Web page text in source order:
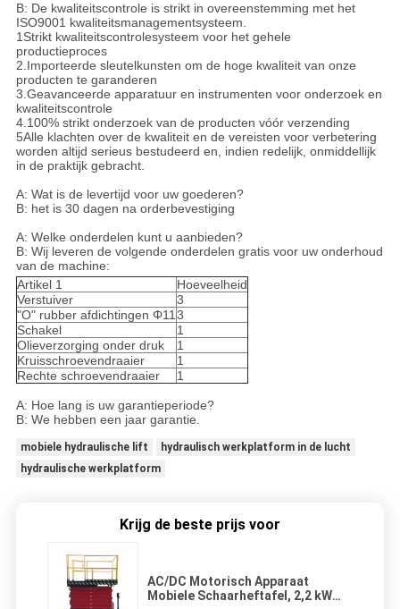
B: De kwaliteitscontrole is strikt in overeenstemming met het
ISO9001 kwaliteitsmanagementsysteem.
1Strikt kwaliteitscontrolesysteem voor het gehele
productieproces
2.Importeerde sleutelkunsten om de hoge kwaliteit van onze
producten te garanderen
3.Geavanceerde apparatuur en instrumenten voor onderzoek en
kwaliteitscontrole
4.100% strikt onderzoek van de producten vóór verzending
5Alle klachten over de kwaliteit en de vereisten voor verbetering
worden altijd serieus bestudeerd en, indien redelijk, onmiddellijk
in de praktijk gebracht.
A: Wat is de levertijd voor uw goederen?
B: het is 30 dagen na orderbevestiging
A: Welke onderdelen kunt u aanbieden?
B: Wij leveren de volgende onderdelen gratis voor uw onderhoud
van de machine:
Artikel 1
Hoeveelheid
Verstuiver
3
"O" rubber afdichtingen Φ113
Schakel
1
Olieverzorging onder druk
1
Kruisschroevendraaier
1
Rechte schroevendraaier
1
A: Hoe lang is uw garantieperiode?
B: We hebben een jaar garantie.
mobiele hydraulische lift
hydraulisch werkplatform in de lucht
hydraulische werkplatform
Krijg de beste prijs voor
AC/DC Motorisch Apparaat
Mobiele Schaarheftafel, 2,2 kW